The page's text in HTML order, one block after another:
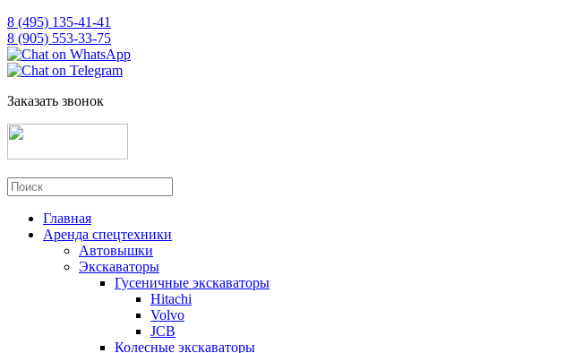
8 (495) 135-41-41
8 (905) 553-33-75
Заказать звонок
Главная
Аренда спецтехники
Автовышки
Экскаваторы
Гусеничные экскаваторы
Hitachi
Volvo
JCB
Колесные экскаваторы